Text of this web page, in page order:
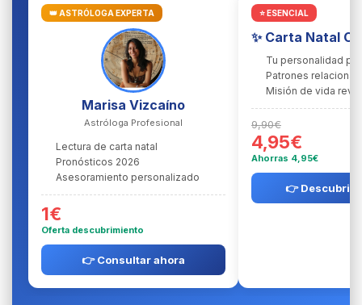
👑 ASTRÓLOGA EXPERTA
Marisa Vizcaíno
Astróloga Profesional
Lectura de carta natal
Pronósticos 2026
Asesoramiento personalizado
1€
Oferta descubrimiento
👉 Consultar ahora
⭐ ESENCIAL
✨ Carta Natal
Tu personalidad
Patrones
Misión de vida
9,90€
4,95€
Ahorras 4,95€
👉 Descubrir